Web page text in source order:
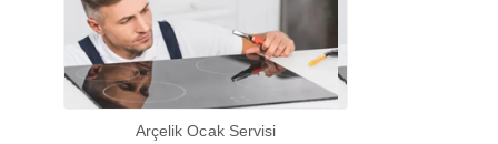
Arçelik Ocak Servisi